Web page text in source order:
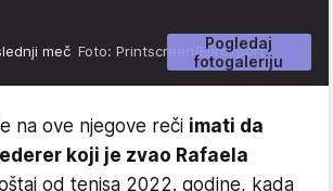
Pogledaj
fotogaleriju
meč Foto: Printscreen/Eurosport,
na ove njegove reči imati da
koji je zvao Rafaela
od tenisa 2022. godine, kada